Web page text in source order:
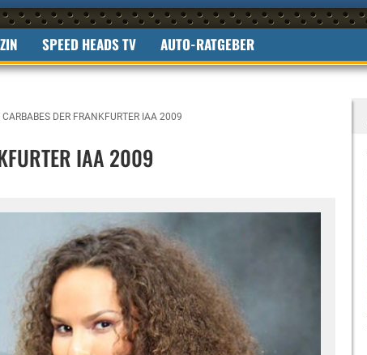
SPEED HEADS TV AUTO-RATGEBER
CARBABES DER FRANKFURTER IAA 2009
IAA 2009